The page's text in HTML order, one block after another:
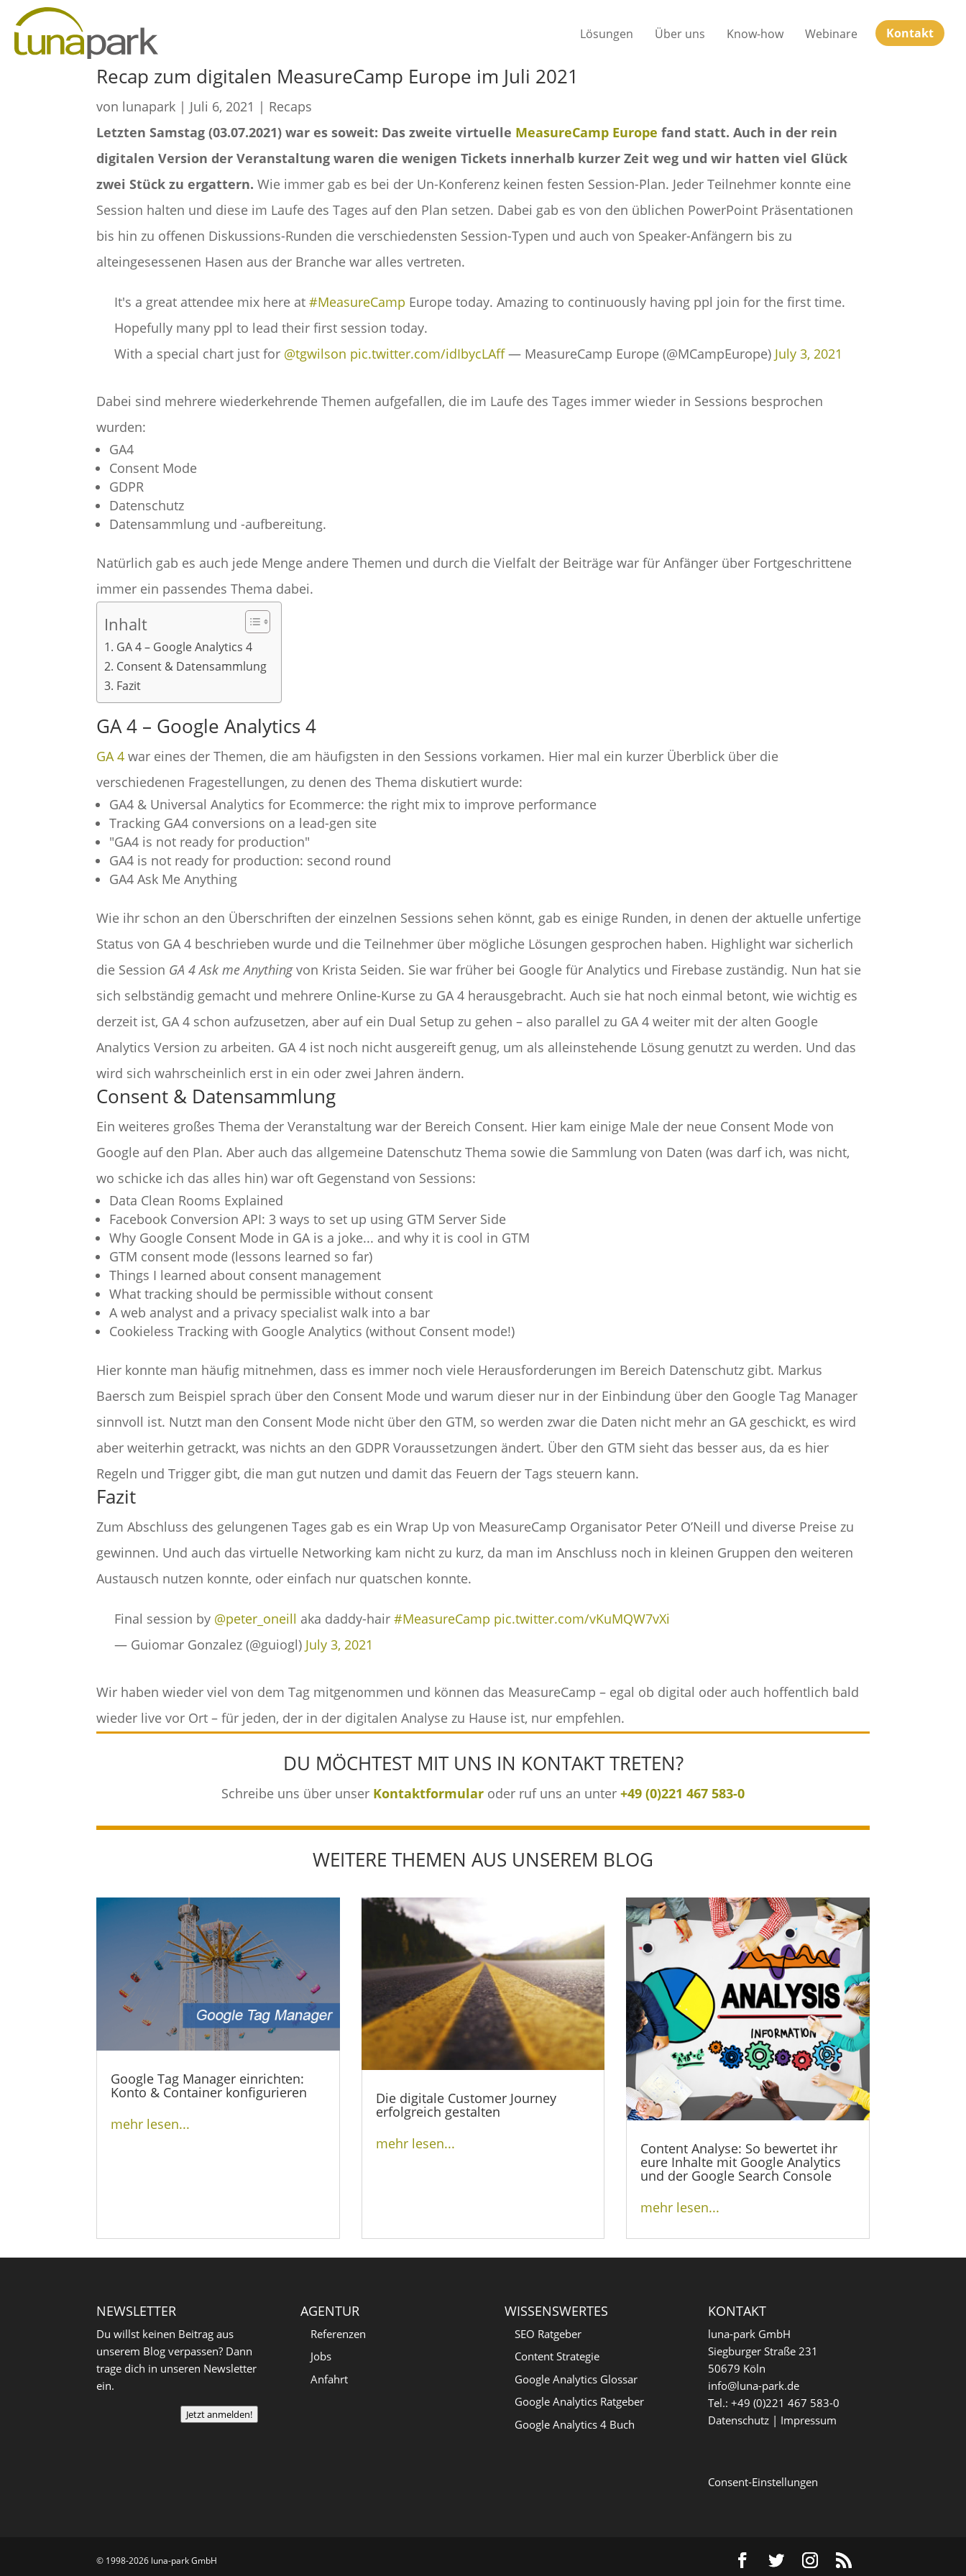
Lösungen Über uns Know-how Webinare Kontakt
Recap zum digitalen MeasureCamp Europe im Juli 2021
von lunapark | Juli 6, 2021 | Recaps
Letzten Samstag (03.07.2021) war es soweit: Das zweite virtuelle MeasureCamp Europe fand statt. Auch in der rein
digitalen Version der Veranstaltung waren die wenigen Tickets innerhalb kurzer Zeit weg und wir hatten viel Glück
zwei Stück zu ergattern.Wie immer gab es bei der Un-Konferenz keinen festen Session-Plan. Jeder Teilnehmer konnte eine
Session halten und diese im Laufe des Tages auf den Plan setzen. Dabei gab es von den üblichen PowerPoint Präsentationen
bis hin zu offenen Diskussions-Runden die verschiedensten Session-Typen und auch von Speaker-Anfängern bis zu
alteingesessenen Hasen aus der Branche war alles vertreten.
It's a great attendee mix here at#MeasureCamp Europe today. Amazing to continuously having ppl join for the first time.
Hopefully many ppl to lead their first session today.
With a special chart just for @tgwilson pic.twitter.com/idIbycLAff— MeasureCamp Europe (@MCampEurope) July 3, 2021
Dabei sind mehrere wiederkehrende Themen aufgefallen, die im Laufe des Tages immer wieder in Sessions besprochen
wurden:
GA4
Consent Mode
GDPR
Datenschutz
Datensammlung und -aufbereitung.
Natürlich gab es auch jede Menge andere Themen und durch die Vielfalt der Beiträge war für Anfänger über Fortgeschrittene
immer ein passendes Thema dabei.
Inhalt
GA 4 – Google Analytics 4
Consent & Datensammlung
Fazit
GA 4 – Google Analytics 4
GA 4 war eines der Themen, die am häufigsten in den Sessions vorkamen. Hier mal ein kurzer Überblick über die
verschiedenen Fragestellungen, zu denen des Thema diskutiert wurde:
GA4 & Universal Analytics for Ecommerce: the right mix to improve performance
Tracking GA4 conversions on a lead-gen site
"GA4 is not ready for production"
GA4 is not ready for production: second round
GA4 Ask Me Anything
Wie ihr schon an den Überschriften der einzelnen Sessions sehen könnt, gab es einige Runden, in denen der aktuelle unfertige
Status von GA 4 beschrieben wurde und die Teilnehmer über mögliche Lösungen gesprochen haben. Highlight war sicherlich
die Session GA 4 Ask me Anythingvon Krista Seiden. Sie war früher bei Google für Analytics und Firebase zuständig. Nun hat sie
sich selbständig gemacht und mehrere Online-Kurse zu GA 4 herausgebracht. Auch sie hat noch einmal betont, wie wichtig es
derzeit ist, GA 4 schon aufzusetzen, aber auf ein Dual Setup zu gehen – also parallel zu GA 4 weiter mit der alten Google
Analytics Version zu arbeiten. GA 4 ist noch nicht ausgereift genug, um als alleinstehende Lösung genutzt zu werden. Und das
wird sich wahrscheinlich erst in ein oder zwei Jahren ändern.
Consent & Datensammlung
Ein weiteres großes Thema der Veranstaltung war der Bereich Consent. Hier kam einige Male der neue Consent Mode von
Google auf den Plan. Aber auch das allgemeine Datenschutz Thema sowie die Sammlung von Daten (was darf ich, was nicht,
wo schicke ich das alles hin) war oft Gegenstand von Sessions:
Data Clean Rooms Explained
Facebook Conversion API: 3 ways to set up using GTM Server Side
Why Google Consent Mode in GA is a joke... and why it is cool in GTM
GTM consent mode (lessons learned so far)
Things I learned about consent management
What tracking should be permissible without consent
A web analyst and a privacy specialist walk into a bar
Cookieless Tracking with Google Analytics (without Consent mode!)
Hier konnte man häufig mitnehmen, dass es immer noch viele Herausforderungen im Bereich Datenschutz gibt. Markus
Baersch zum Beispiel sprach über den Consent Mode und warum dieser nur in der Einbindung über den Google Tag Manager
sinnvoll ist. Nutzt man den Consent Mode nicht über den GTM, so werden zwar die Daten nicht mehr an GA geschickt, es wird
aber weiterhin getrackt, was nichts an den GDPR Voraussetzungen ändert. Über den GTM sieht das besser aus, da es hier
Regeln und Trigger gibt, die man gut nutzen und damit das Feuern der Tags steuern kann.
Fazit
Zum Abschluss des gelungenen Tages gab es ein Wrap Up von MeasureCamp Organisator Peter O’Neill und diverse Preise zu
gewinnen. Und auch das virtuelle Networking kam nicht zu kurz, da man im Anschluss noch in kleinen Gruppen den weiteren
Austausch nutzen konnte, oder einfach nur quatschen konnte.
Final session by @peter_oneill aka daddy-hair#MeasureCamp pic.twitter.com/vKuMQW7vXi
— Guiomar Gonzalez (@guiogl) July 3, 2021
Wir haben wieder viel von dem Tag mitgenommen und können das MeasureCamp – egal ob digital oder auch hoffentlich bald
wieder live vor Ort – für jeden, der in der digitalen Analyse zu Hause ist, nur empfehlen.
DU MÖCHTEST MIT UNS IN KONTAKT TRETEN?
Schreibe uns über unser Kontaktformular oder ruf uns an unter +49 (0)221 467 583-0
WEITERE THEMEN AUS UNSEREM BLOG
Google Tag Manager einrichten:
Konto & Container konfigurieren
mehr lesen...
Die digitale Customer Journey
erfolgreich gestalten
mehr lesen...
Content Analyse: So bewertet ihr
eure Inhalte mit Google Analytics
und der Google Search Console
mehr lesen...
NEWSLETTER
Du willst keinen Beitrag aus
unserem Blog verpassen? Dann
trage dich in unseren Newsletter
ein.
Jetzt anmelden!
AGENTUR
Referenzen
Jobs
Anfahrt
WISSENSWERTES
SEO Ratgeber
Content Strategie
Google Analytics Glossar
Google Analytics Ratgeber
Google Analytics 4 Buch
KONTAKT
luna-park GmbH
Siegburger Straße 231
50679 Köln
info@luna-park.de
Tel.: +49 (0)221 467 583-0
Datenschutz | Impressum
Consent-Einstellungen
© 1998-2026 luna-park GmbH